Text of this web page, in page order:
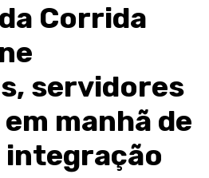
Corrida
servidores
manhã de